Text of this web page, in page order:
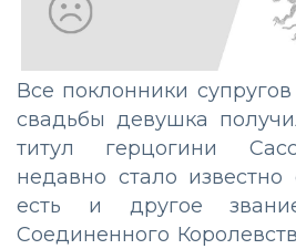
Все поклонники
свадьбы девушка
титул герцогини
недавно стало
есть и другое
Соединенного